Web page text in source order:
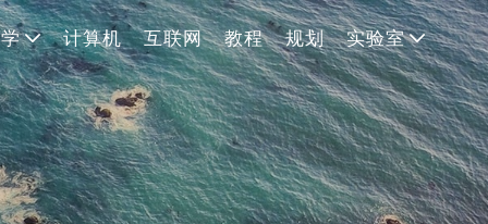
计算机 互联网 教程 规划 实验室